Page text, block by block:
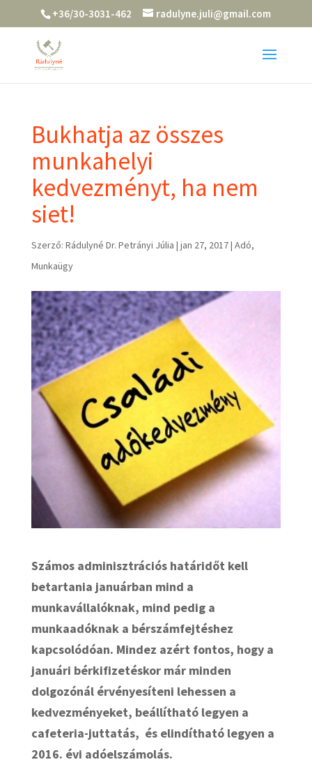
+36/30-3031-462 radulyne.juli@gmail.com
Bukhatja az összes
munkahelyi
kedvezményt, ha nem
siet!
Szerző: Rádulyné Dr. Petrányi Júlia | jan 27, 2017| Adó,
Munkaügy
Számos adminisztrációs határidőt kell
betartania januárban mind a
munkavállalóknak, mind pedig a
munkaadóknak a bérszámfejtéshez
kapcsolódóan. Mindez azért fontos, hogy a
januári bérkifizetéskor már minden
dolgozónál érvényesíteni lehessen a
kedvezményeket, beállítható legyen a
cafeteria-juttatás, és elindítható legyen a
2016. évi adóelszámolás.